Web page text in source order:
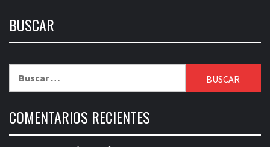
BUSCAR
COMENTARIOS RECIENTES